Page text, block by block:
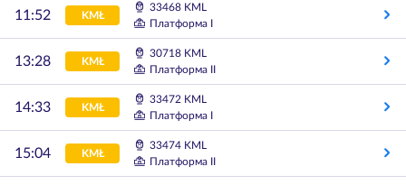
11:52 KMŁ
33468 KML
Платформа I
13:28 KMŁ
30718 KML
Платформа II
14:33 KMŁ
33472 KML
Платформа I
15:04 KMŁ
33474 KML
Платформа II